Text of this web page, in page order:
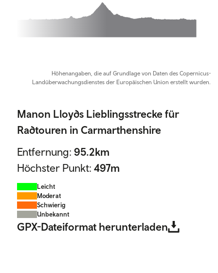
Höhenangaben, die auf Grundlage von Daten des Copernicus-
Landüberwachungsdienstes der Europäischen Union erstellt wurden.
Manon Lloyds Lieblingsstrecke für
Radtouren in Carmarthenshire
Entfernung: 95.2km
Höchster Punkt: 497m
Leicht
Moderat
Schwierig
Unbekannt
GPX-Dateiformat herunterladen